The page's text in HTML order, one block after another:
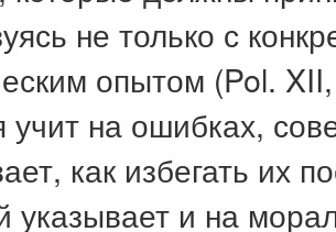
не только с
опытом (Pol.
учит на ошибках,
как избегать их
указывает и на